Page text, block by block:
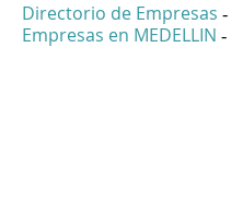
Directorio de Empresas -
Empresas en MEDELLIN -